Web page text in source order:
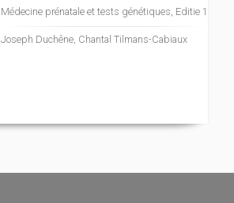
Médecine prénatale et tests génétiques, Editie 1
Joseph Duchêne, Chantal Tilmans-Cabiaux